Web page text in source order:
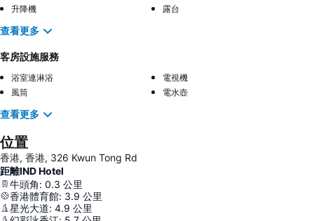
升降機
露台
查看更多
客房設施服務
浴室連淋浴
電視機
風筒
電水壺
查看更多
位置
香港, 香港, 326 Kwun Tong Rd
距離IND Hotel
牛頭角: 0.3 公里
香港體育館: 3.9 公里
星光大道: 4.9 公里